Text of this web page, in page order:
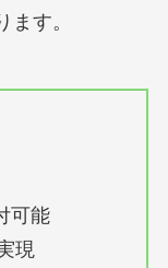
す。
可能
現